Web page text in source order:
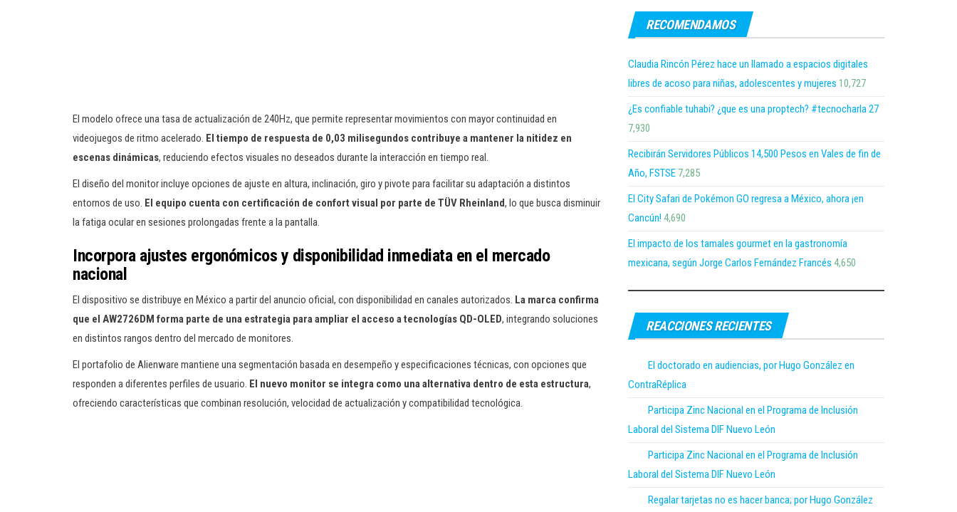
El modelo ofrece una tasa de actualización de 240Hz, que permite representar movimientos con mayor continuidad en
videojuegos de ritmo acelerado. El tiempo de respuesta de 0,03 milisegundos contribuye a mantener la nitidez en
escenas dinámicas, reduciendo efectos visuales no deseados durante la interacción en tiempo real.
El diseño del monitor incluye opciones de ajuste en altura, inclinación, giro y pivote para facilitar su adaptación a distintos
entornos de uso. El equipo cuenta con certificación de confort visual por parte de TÜV Rheinland, lo que busca disminuir
la fatiga ocular en sesiones prolongadas frente a la pantalla.
Incorpora ajustes ergonómicos y disponibilidad inmediata en el mercado
nacional
El dispositivo se distribuye en México a partir del anuncio oficial, con disponibilidad en canales autorizados. La marca confirma
que el AW2726DM forma parte de una estrategia para ampliar el acceso a tecnologías QD-OLED, integrando soluciones
en distintos rangos dentro del mercado de monitores.
El portafolio de Alienware mantiene una segmentación basada en desempeño y especificaciones técnicas, con opciones que
responden a diferentes perfiles de usuario. El nuevo monitor se integra como una alternativa dentro de esta estructura,
ofreciendo características que combinan resolución, velocidad de actualización y compatibilidad tecnológica.
RECOMENDAMOS
Claudia Rincón Pérez hace un llamado a espacios digitales
libres de acoso para niñas, adolescentes y mujeres 10,727
¿Es confiable tuhabi? ¿que es una proptech? #tecnocharla 27
7,930
Recibirán Servidores Públicos 14,500 Pesos en Vales de fin de
Año, FSTSE 7,285
El City Safari de Pokémon GO regresa a México, ahora ¡en
Cancún! 4,690
El impacto de los tamales gourmet en la gastronomía
mexicana, según Jorge Carlos Fernández Francés 4,650
REACCIONES RECIENTES
El doctorado en audiencias, por Hugo González en
ContraRéplica
Participa Zinc Nacional en el Programa de Inclusión
Laboral del Sistema DIF Nuevo León
Participa Zinc Nacional en el Programa de Inclusión
Laboral del Sistema DIF Nuevo León
Regalar tarjetas no es hacer banca; por Hugo González